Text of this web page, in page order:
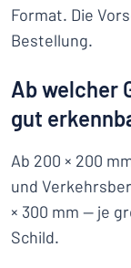
Format. Die
Bestellung.
Ab welcher
gut
Ab 200 × 200
und
× 300 mm — je
Schild.